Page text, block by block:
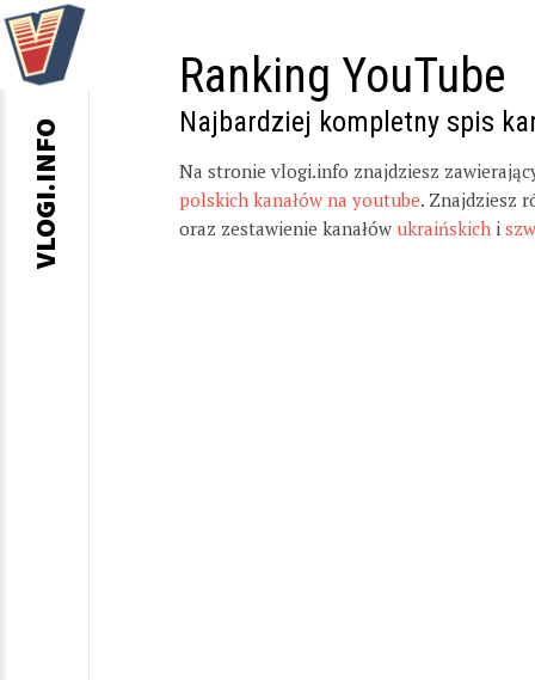
Ranking YouTube
Najbardziej kompletny spis
Na stronie vlogi.info znajdziesz
polskich kanałów na youtube. Znajdziesz
oraz zestawienie kanałów ukraińskich i
VLOGI.INFO